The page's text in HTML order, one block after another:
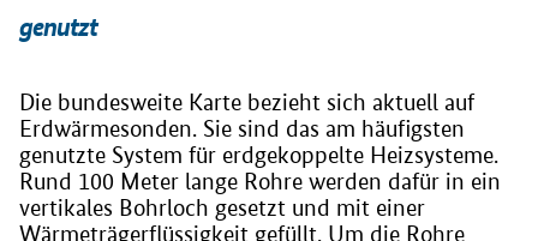
genutzt
Die bundesweite Karte bezieht sich aktuell auf
Erdwärmesonden. Sie sind das am häufigsten
genutzte System für erdgekoppelte Heizsysteme.
Rund 100 Meter lange Rohre werden dafür in ein
vertikales Bohrloch gesetzt und mit einer
Wärmeträgerflüssigkeit gefüllt. Um die Rohre